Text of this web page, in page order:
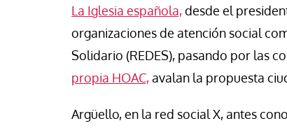
La Iglesia española,desde el
organizaciones de atención social
Solidario (REDES), pasando por las
propia HOAC,avalan la propuesta
Argüello, en la red social X, antes